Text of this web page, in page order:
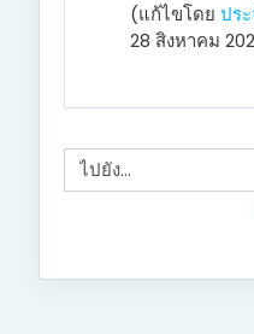
(แก้ไขโดย ปร
28 สิงหาคม
ไปยัง...